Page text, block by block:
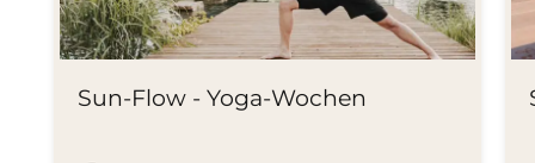
Sun-Flow - Yoga-Wochen